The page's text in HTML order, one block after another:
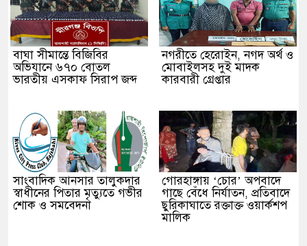
বাঘা সীমান্তে বিজিবির
অভিযানে ৬৭০ বোতল
ভারতীয় এসকাফ সিরাপ জব্দ
নগরীতে হেরোইন, নগদ অর্থ ও
মোবাইলসহ দুই মাদক
কারবারী গ্রেপ্তার
সাংবাদিক আনসার তালুকদার
স্বাধীনের পিতার মৃত্যুতে গভীর
শোক ও সমবেদনা
গোরহাঙ্গায় ‘চোর’ অপবাদে
গাছে বেঁধে নির্যাতন, প্রতিবাদে
ছুরিকাঘাতে রক্তাক্ত ওয়ার্কশপ
মালিক